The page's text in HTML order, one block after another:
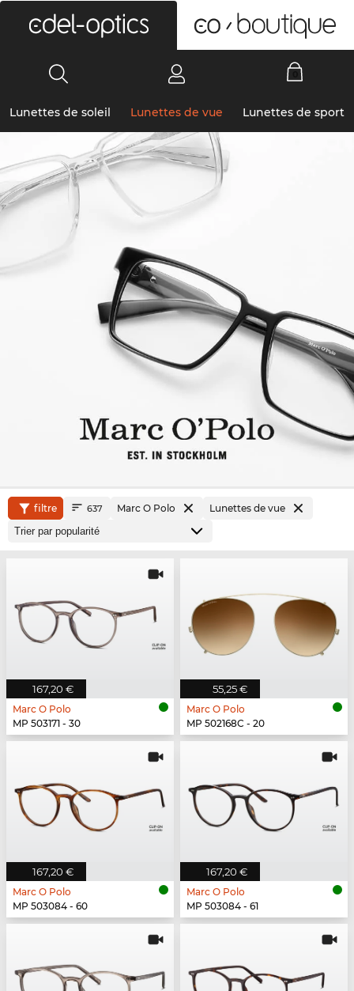
Lunettes de soleil Lunettes de vue Lunettes de sport
filtre 637 Marc O Polo Lunettes de vue
167,20 €
Marc O Polo
MP 503171 - 30
55,25 €
Marc O Polo
MP 502168C - 20
167,20 €
Marc O Polo
MP 503084 - 60
167,20 €
Marc O Polo
MP 503084 - 61